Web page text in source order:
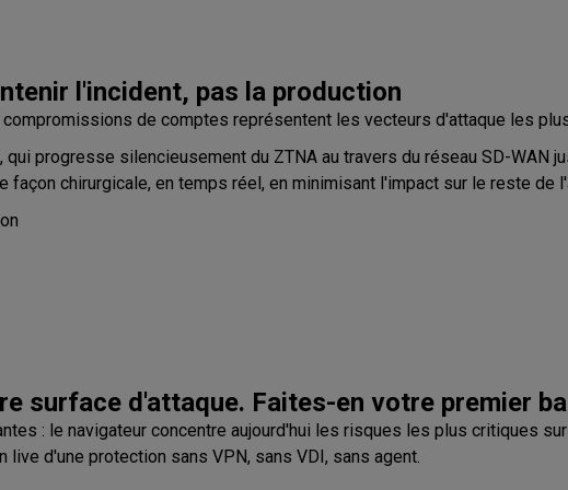
l'incident, pas la production
de comptes représentent les vecteurs d'attaque les
progresse silencieusement du ZTNA au travers du réseau SD-WAN
chirurgicale, en temps réel, en minimisant l'impact sur le reste de
surface d'attaque. Faites-en votre premier
: le navigateur concentre aujourd'hui les risques les plus critiques
d'une protection sans VPN, sans VDI, sans agent.